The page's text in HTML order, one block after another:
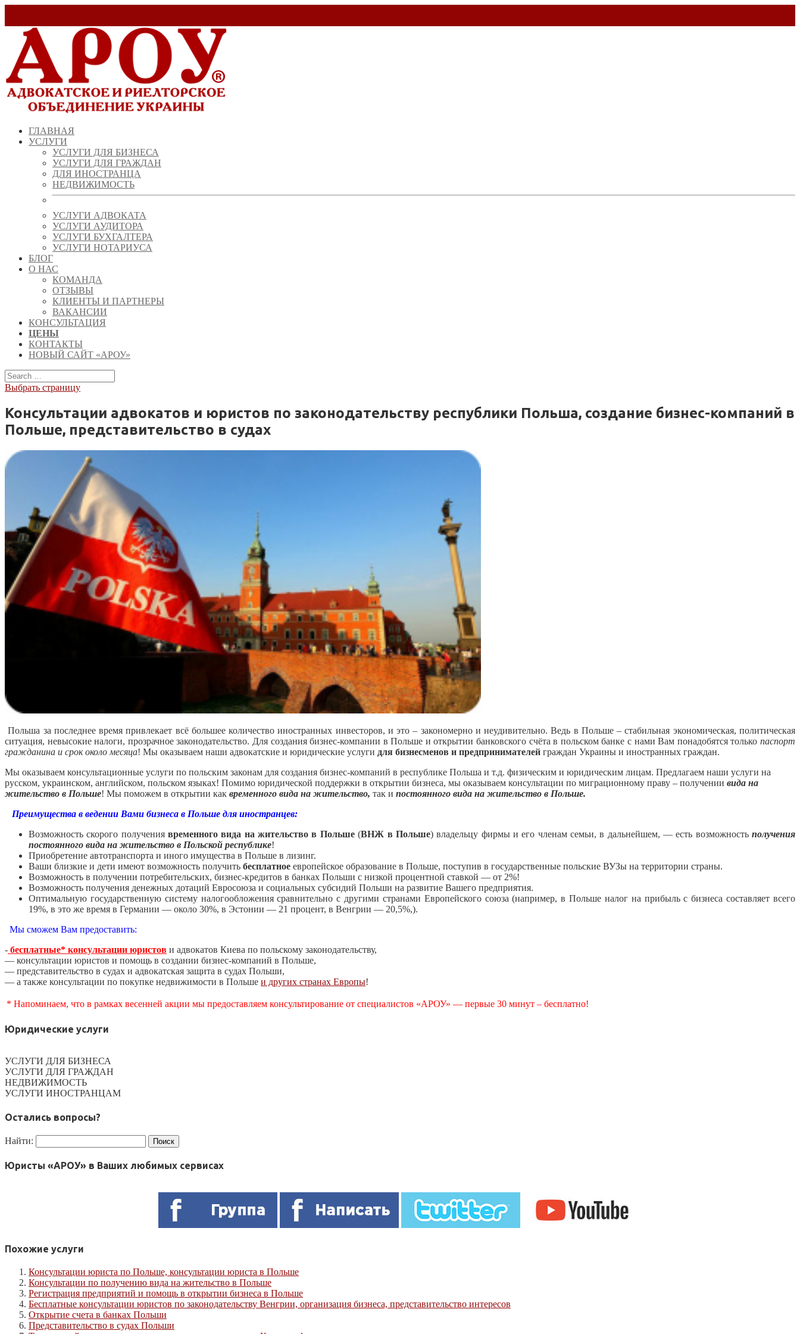
ГЛАВНАЯ
УСЛУГИ
УСЛУГИ ДЛЯ БИЗНЕСА
УСЛУГИ ДЛЯ ГРАЖДАН
ДЛЯ ИНОСТРАНЦА
НЕДВИЖИМОСТЬ
УСЛУГИ АДВОКАТА
УСЛУГИ АУДИТОРА
УСЛУГИ БУХГАЛТЕРА
УСЛУГИ НОТАРИУСА
БЛОГ
О НАС
КОМАНДА
ОТЗЫВЫ
КЛИЕНТЫ И ПАРТНЕРЫ
ВАКАНСИИ
КОНСУЛЬТАЦИЯ
ЦЕНЫ
КОНТАКТЫ
НОВЫЙ САЙТ «АРОУ»
Выбрать страницу
Консультации адвокатов и юристов по законодательству республики Польша, создание бизнес-компаний в
Польше, представительство в судах
Польша за последнее время привлекает всё большее количество иностранных инвесторов, и это – закономерно и неудивительно. Ведь в Польше – стабильная экономическая, политическая
ситуация, невысокие налоги, прозрачное законодательство. Для создания бизнес-компании в Польше и открытии банковского счёта в польском банке с нами Вам понадобятся только паспорт
гражданина и срок около месяца! Мы оказываем наши адвокатские и юридические услуги для бизнесменов и предпринимателей граждан Украины и иностранных граждан.
Мы оказываем консультационные услуги по польским законам для создания бизнес-компаний в республике Польша и т.д. физическим и юридическим лицам. Предлагаем наши услуги на
русском, украинском, английском, польском языках! Помимо юридической поддержки в открытии бизнеса, мы оказываем консультации по миграционному праву – получении вида на
жительство в Польше! Мы поможем в открытии как временного вида на жительство, так и постоянного вида на жительство в Польше.
Преимущества в ведении Вами бизнеса в Польше для иностранцев:
Возможность скорого получениявременного вида на жительство в Польше(ВНЖ в Польше) владельцу фирмы и его членам семьи, в дальнейшем, — есть возможностьполучения
постоянного вида на жительство в Польской республике!
Приобретение автотранспорта и иного имущества в Польше в лизинг.
Ваши близкие и дети имеют возможность получить бесплатное европейское образование в Польше, поступив в государственные польские ВУЗы на территории страны.
Возможность в получении потребительских, бизнес-кредитов в банках Польши с низкой процентной ставкой — от 2%!
Возможность получения денежных дотаций Евросоюза и социальных субсидий Польши на развитие Вашего предприятия.
Оптимальную государственную систему налогообложения сравнительно с другими странами Европейского союза (например, в Польше налог на прибыль с бизнеса составляет всего
19%, в это же время в Германии — около 30%, в Эстонии — 21 процент, в Венгрии — 20,5%,).
Мы сможем Вам предоставить:
- бесплатные* консультации юристов и адвокатов Киева по польскому законодательству,
— консультации юристов и помощь в создании бизнес-компаний в Польше,
— представительство в судах и адвокатская защита в судах Польши,
— а также консультации по покупке недвижимости в Польше и других странах Европы!
* Напоминаем, что в рамках весенней акции мы предоставляем консультирование от специалистов «АРОУ» — первые 30 минут – бесплатно!
Юридические услуги
УСЛУГИ ДЛЯ БИЗНЕСА
УСЛУГИ ДЛЯ ГРАЖДАН
НЕДВИЖИМОСТЬ
УСЛУГИ ИНОСТРАНЦАМ
Остались вопросы?
Найти:
Юристы «АРОУ» в Ваших любимых сервисах
Похожие услуги
Консультации юриста по Польше, консультации юриста в Польше
Консультации по получению вида на жительство в Польше
Регистрация предприятий и помощь в открытии бизнеса в Польше
Бесплатные консультации юристов по законодательству Венгрии, организация бизнеса, представительство интересов
Открытие счета в банках Польши
Представительство в судах Польши